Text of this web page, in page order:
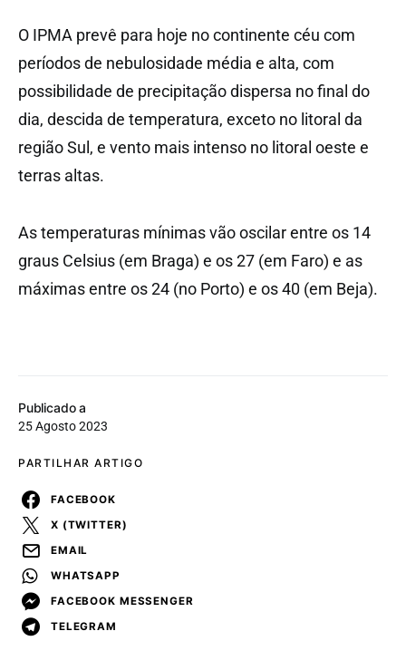
Publicado a
25 Agosto 2023
PARTILHAR ARTIGO
FACEBOOK
X (TWITTER)
EMAIL
WHATSAPP
FACEBOOK MESSENGER
TELEGRAM
O IPMA prevê para hoje no continente céu com
períodos de nebulosidade média e alta, com
possibilidade de precipitação dispersa no final do
dia, descida de temperatura, exceto no litoral da
região Sul, e vento mais intenso no litoral oeste e
terras altas.
As temperaturas mínimas vão oscilar entre os 14
graus Celsius (em Braga) e os 27 (em Faro) e as
máximas entre os 24 (no Porto) e os 40 (em Beja).